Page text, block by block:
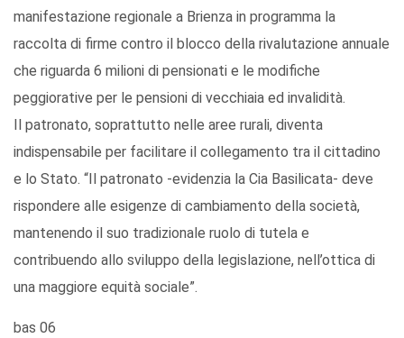
manifestazione regionale a Brienza in programma la
raccolta di firme contro il blocco della rivalutazione annuale
che riguarda 6 milioni di pensionati e le modifiche
peggiorative per le pensioni di vecchiaia ed invalidità.
Il patronato, soprattutto nelle aree rurali, diventa
indispensabile per facilitare il collegamento tra il cittadino
e lo Stato. “Il patronato -evidenzia la Cia Basilicata- deve
rispondere alle esigenze di cambiamento della società,
mantenendo il suo tradizionale ruolo di tutela e
contribuendo allo sviluppo della legislazione, nell’ottica di
una maggiore equità sociale”.
bas 06